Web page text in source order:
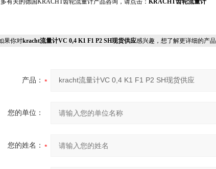
有关的德国KRACHT齿轮流量计产品咨询，请点击： KRACHT齿轮流量计
你对kracht流量计VC 0,4 K1 F1 P2 SH现货供应感兴趣，想了解更详细的产
产品：
您的单位：
您的姓名：